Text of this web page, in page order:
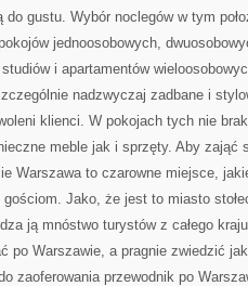
do gustu. Wybór noclegów w tym
jednoosobowych,
i apartamentów
nadzwyczaj zadbane i
klienci. W pokojach tych nie
meble jak i sprzęty. Aby zająć
Warszawa to czarowne miejsce,
Jako, że jest to miasto
ją mnóstwo turystów z całego
po Warszawie, a pragnie zwiedzić
zaoferowania przewodnik po